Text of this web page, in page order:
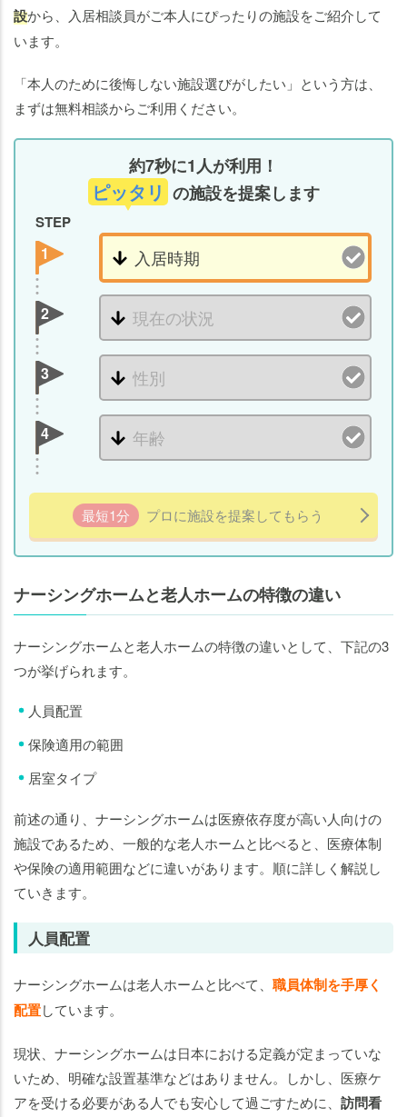
設から、入居相談員がご本人にぴったりの施設をご紹介して
います。
「本人のために後悔しない施設選びがしたい」という方は、
まずは無料相談からご利用ください。
約7秒に1人が利用！
ピッタリ の施設を提案します
STEP
1
2
3
4
最短1分 プロに施設を提案してもらう
ナーシングホームと老人ホームの特徴の違い
ナーシングホームと老人ホームの特徴の違いとして、下記の3
つが挙げられます。
人員配置
保険適用の範囲
居室タイプ
前述の通り、ナーシングホームは医療依存度が高い人向けの
施設であるため、一般的な老人ホームと比べると、医療体制
や保険の適用範囲などに違いがあります。順に詳しく解説し
ていきます。
人員配置
ナーシングホームは老人ホームと比べて、 職員体制を手厚く
配置しています。
現状、ナーシングホームは日本における定義が定まっていな
いため、明確な設置基準などはありません。しかし、医療ケ
アを受ける必要がある人でも安心して過ごすために、 訪問看